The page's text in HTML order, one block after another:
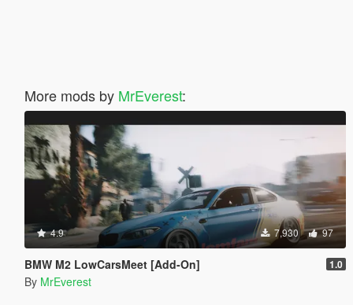
More mods by MrEverest:
4.9 7,930 97
BMW M2 LowCarsMeet [Add-On] 1.0
By MrEverest